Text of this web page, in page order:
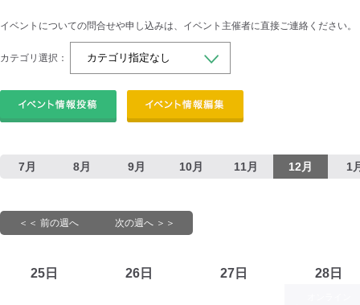
イベントについての問合せや申し込みは、イベント主催者に直接ご連絡ください。
カテゴリ選択：
7月 8月 9月 10月 11月 12月 1
＜＜ 前の週へ 次の週へ ＞＞
25日 26日 27日 28日